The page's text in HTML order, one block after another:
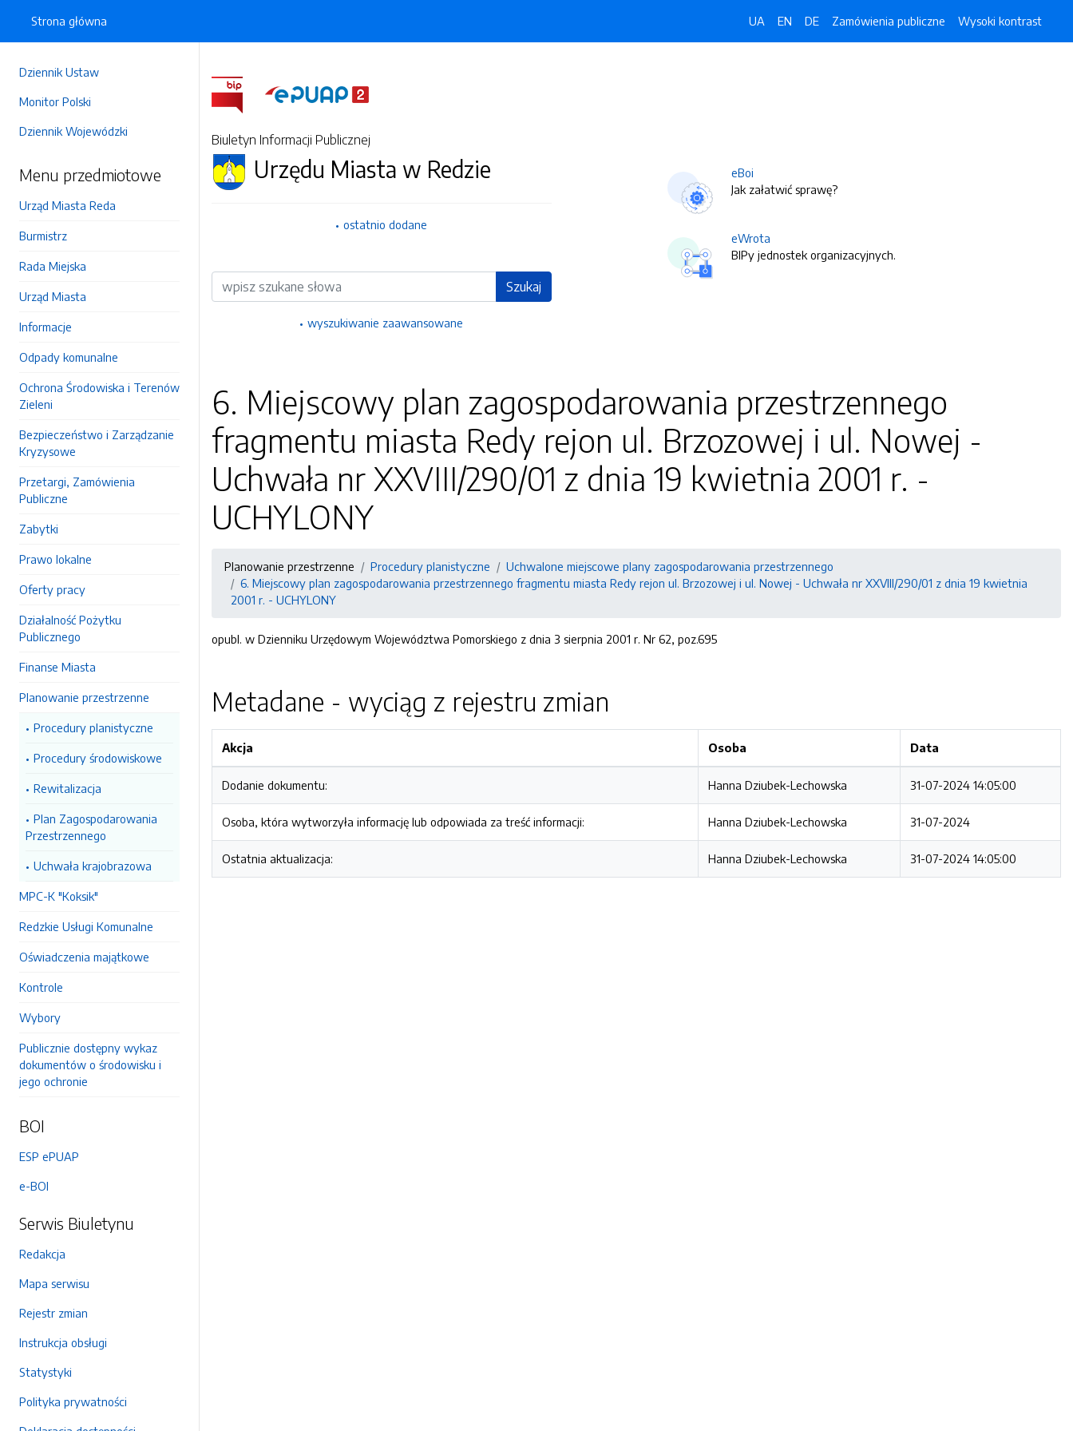
Dziennik Ustaw
Monitor Polski
Dziennik Wojewódzki
Menu przedmiotowe
Urząd Miasta Reda
Burmistrz
Rada Miejska
Urząd Miasta
Informacje
Odpady komunalne
Ochrona Środowiska i Terenów
Zieleni
Bezpieczeństwo i Zarządzanie
Kryzysowe
Przetargi, Zamówienia
Publiczne
Zabytki
Prawo lokalne
Oferty pracy
Działalność Pożytku
Publicznego
Finanse Miasta
Planowanie przestrzenne
Procedury planistyczne
Procedury środowiskowe
Rewitalizacja
Plan Zagospodarowania
Przestrzennego
Uchwała krajobrazowa
MPC-K "Koksik"
Redzkie Usługi Komunalne
Oświadczenia majątkowe
Kontrole
Wybory
Publicznie dostępny wykaz
dokumentów o środowisku i
jego ochronie
BOI
ESP ePUAP
e-BOI
Serwis Biuletynu
Redakcja
Mapa serwisu
Rejestr zmian
Instrukcja obsługi
Statystyki
Polityka prywatności
Strona główna UA EN DE Zamówienia publiczne Wysoki kontrast
Biuletyn Informacji Publicznej
Urzędu Miasta w Redzie
ostatnio dodane
Wyszukiwarka Szukaj
wyszukiwanie zaawansowane
eBoi
Jak załatwić sprawę?
eWrota
BIPy jednostek organizacyjnych.
6. Miejscowy plan zagospodarowania przestrzennego
fragmentu miasta Redy rejon ul. Brzozowej i ul. Nowej -
Uchwała nr XXVIII/290/01 z dnia 19 kwietnia 2001 r. -
UCHYLONY
Planowanie przestrzenne Procedury planistyczne
Uchwalone miejscowe plany zagospodarowania przestrzennego
6. Miejscowy plan zagospodarowania przestrzennego fragmentu miasta Redy rejon ul. Brzozowej i ul. Nowej - Uchwała nr XXVIII/290/01 z dnia 19 kwietnia
2001 r. - UCHYLONY
opubl. w Dzienniku Urzędowym Województwa Pomorskiego z dnia 3 sierpnia 2001 r. Nr 62, poz.695
Metadane - wyciąg z rejestru zmian
Akcja Osoba Data
Dodanie dokumentu: Hanna Dziubek-Lechowska 31-07-2024 14:05:00
Osoba, która wytworzyła informację lub odpowiada za treść informacji: Hanna Dziubek-Lechowska 31-07-2024
Ostatnia aktualizacja: Hanna Dziubek-Lechowska 31-07-2024 14:05:00